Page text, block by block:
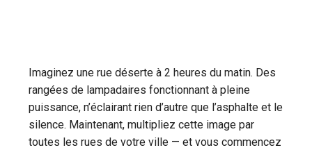
Imaginez une rue déserte à 2 heures du matin. Des
rangées de lampadaires fonctionnant à pleine
puissance, n’éclairant rien d’autre que l’asphalte et le
silence. Maintenant, multipliez cette image par
toutes les rues de votre ville — et vous commencez